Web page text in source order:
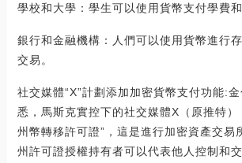
學校和大學：學生可以使用貨幣支付學費和
銀行和金融機構：人們可以使用貨幣進行
交易。
社交媒體“X”計劃添加加密貨幣支付功能:
悉，馬斯克實控下的社交媒體X（原推特）
州幣轉移許可證”，這是進行加密資產交易
州許可證授權持有者可以代表他人控制和